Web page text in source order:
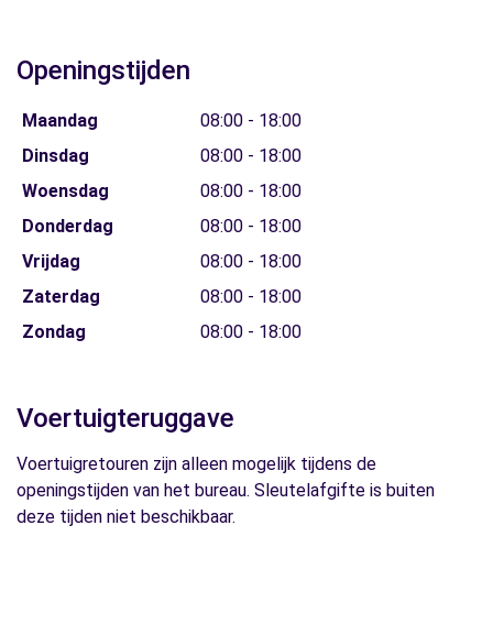
Openingstijden
Maandag
08:00 - 18:00
Dinsdag
08:00 - 18:00
Woensdag
08:00 - 18:00
Donderdag
08:00 - 18:00
Vrijdag
08:00 - 18:00
Zaterdag
08:00 - 18:00
Zondag
08:00 - 18:00
Voertuigteruggave
Voertuigretouren zijn alleen mogelijk tijdens de
openingstijden van het bureau. Sleutelafgifte is buiten
deze tijden niet beschikbaar.